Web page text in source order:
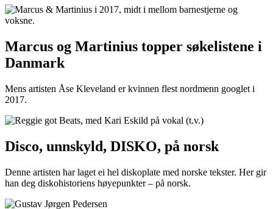
Marcus og Martinius topper søkelistene i
Danmark
Mens artisten Åse Kleveland er kvinnen flest nordmenn googlet i
2017.
Disco, unnskyld, DISKO, på norsk
Denne artisten har laget ei hel diskoplate med norske tekster. Her gir
han deg diskohistoriens høyepunkter – på norsk.